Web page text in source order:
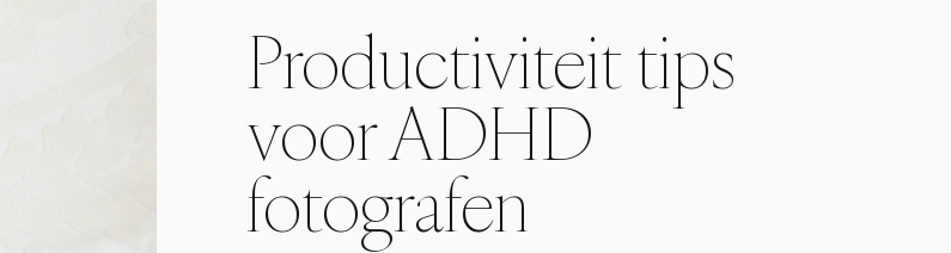
Productiviteit tips
voor ADHD
fotografen